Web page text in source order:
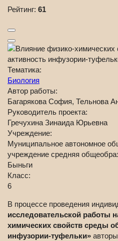
Рейтинг: 61
Тематика:
Биология
Автор работы:
Багарякова София, Тельнова
Руководитель проекта:
Гречухина Зинаида Юрьевна
Учреждение:
Муниципальное автономное
учреждение средняя
Быньги
Класс:
6
В процессе проведения
исследовательской работы
химических свойств среды
инфузории-туфельки»